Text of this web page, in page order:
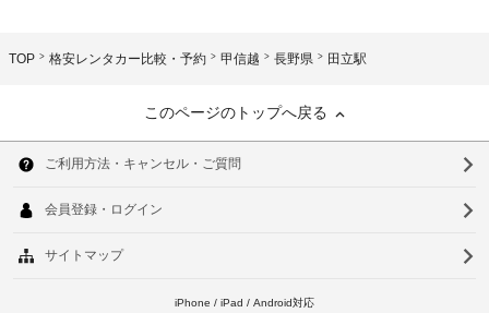
TOP 格安レンタカー比較・予約 甲信越 長野県 田立駅
このページのトップへ戻る